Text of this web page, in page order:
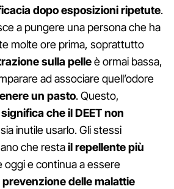
dopo esposizioni ripetute.
a pungere una persona che ha
molte ore prima, soprattutto
sulla pelleè ormai bassa,
ad associare quell’odore
un pasto. Questo,
che il DEET non
inutile usarlo. Gli stessi
che restail repellente più
oggi e continua a essere
prevenzione delle malattie